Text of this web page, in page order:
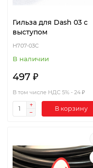
Гильза для Dash 03 с
выступом
H707-03C
В наличии
497 ₽
В том числе НДС 5% - 24 ₽
В корзину